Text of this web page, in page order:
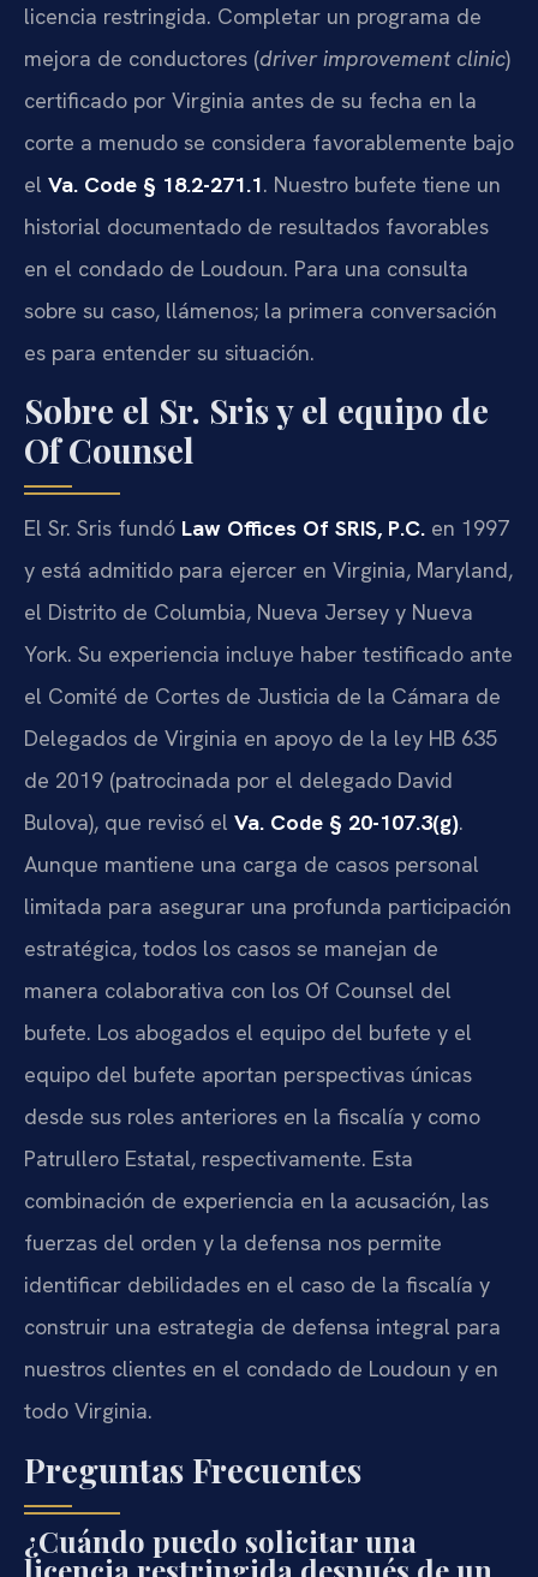
licencia restringida. Completar un programa de
mejora de conductores (driver improvement clinic)
certificado por Virginia antes de su fecha en la
corte a menudo se considera favorablemente bajo
el Va. Code § 18.2-271.1. Nuestro bufete tiene un
historial documentado de resultados favorables
en el condado de Loudoun. Para una consulta
sobre su caso, llámenos; la primera conversación
es para entender su situación.
Sobre el Sr. Sris y el equipo de
Of Counsel
El Sr. Sris fundó Law Offices Of SRIS, P.C. en 1997
y está admitido para ejercer en Virginia, Maryland,
el Distrito de Columbia, Nueva Jersey y Nueva
York. Su experiencia incluye haber testificado ante
el Comité de Cortes de Justicia de la Cámara de
Delegados de Virginia en apoyo de la ley HB 635
de 2019 (patrocinada por el delegado David
Bulova), que revisó el Va. Code § 20-107.3(g).
Aunque mantiene una carga de casos personal
limitada para asegurar una profunda participación
estratégica, todos los casos se manejan de
manera colaborativa con los Of Counsel del
bufete. Los abogados el equipo del bufete y el
equipo del bufete aportan perspectivas únicas
desde sus roles anteriores en la fiscalía y como
Patrullero Estatal, respectivamente. Esta
combinación de experiencia en la acusación, las
fuerzas del orden y la defensa nos permite
identificar debilidades en el caso de la fiscalía y
construir una estrategia de defensa integral para
nuestros clientes en el condado de Loudoun y en
todo Virginia.
Preguntas Frecuentes
¿Cuándo puedo solicitar una